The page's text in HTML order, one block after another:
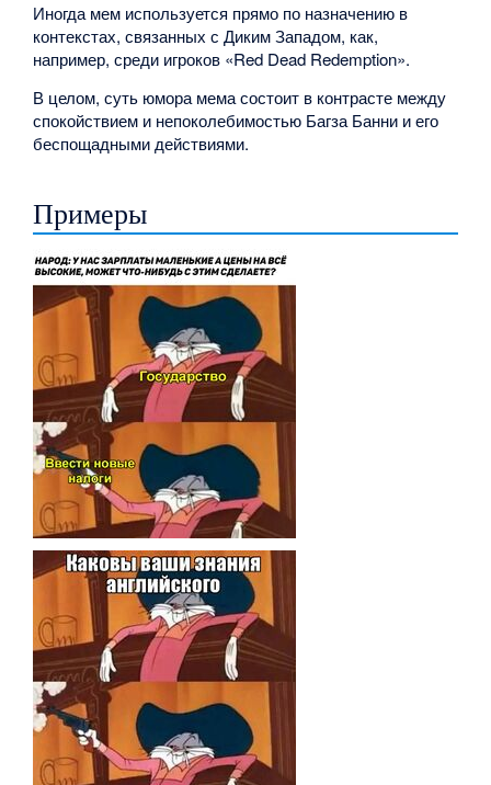
Иногда мем используется прямо по назначению в
контекстах, связанных с Диким Западом, как,
например, среди игроков «Red Dead Redemption».
В целом, суть юмора мема состоит в контрасте между
спокойствием и непоколебимостью Багза Банни и его
беспощадными действиями.
Примеры